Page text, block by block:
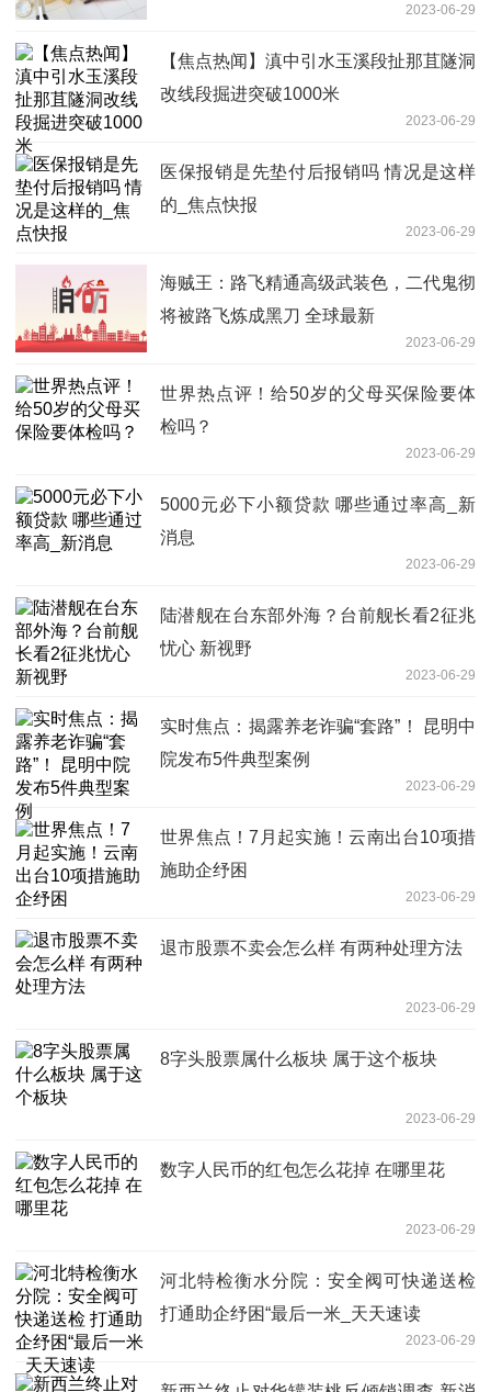
2023-06-29
【焦点热闻】滇中引水玉溪段扯那苴隧洞
改线段掘进突破1000米
2023-06-29
医保报销是先垫付后报销吗 情况是这样
的_焦点快报
2023-06-29
海贼王：路飞精通高级武装色，二代鬼彻
将被路飞炼成黑刀 全球最新
2023-06-29
世界热点评！给50岁的父母买保险要体
检吗？
2023-06-29
5000元必下小额贷款 哪些通过率高_新
消息
2023-06-29
陆潜舰在台东部外海？台前舰长看2征兆
忧心 新视野
2023-06-29
实时焦点：揭露养老诈骗“套路”！ 昆明中
院发布5件典型案例
2023-06-29
世界焦点！7月起实施！云南出台10项措
施助企纾困
2023-06-29
退市股票不卖会怎么样 有两种处理方法
2023-06-29
8字头股票属什么板块 属于这个板块
2023-06-29
数字人民币的红包怎么花掉 在哪里花
2023-06-29
河北特检衡水分院：安全阀可快递送检
打通助企纾困“最后一米_天天速读
2023-06-29